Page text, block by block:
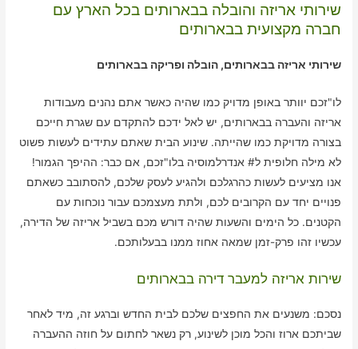
שירותי אריזה והובלה בבארותים בכל הארץ עם
חברה מקצועית בבארותים
שירותי אריזה בבארותים, הובלה ופריקה בבארותים
לו"זכם יוותר באופן מדויק כמו שהיה כאשר אתם נהנים מעבודות
אריזה והעברה בבארותים, יש לאל ידכם להתקדם עם שגרת חייכם
בצורה מדויקת כמו שהייתה. שינוע הבית שאתם עתידים לעשות פשוט
לא מילה חלופית ל# אנדרלמוסיה בלו"זכם, אם כבר: ההיפך הגמור!
אנו מציעים לעשות כהרגלכם ולהגיע לעסק שלכם, להסתובב כשאתם
פנויים יחד עם הקרובים לכם, ולתת מעצמכם עבור נוכחות עם
הקטנים. כל הימים והשעות שהיה דורש מכם בשביל אריזה של הדירה,
עכשיו זהו פרק-זמן שמאה אחוז ממנו בבעלותכם.
שירות אריזה למעבר דירה בבארותים
נסכם: משנעים את החפצים שלכם לבית החדש וברגע זה, מיד לאחר
שביתכם ארוז והכל מוכן לשינוע, רק נשאר לחתום על חוזה ההעברה